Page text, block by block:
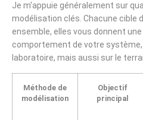
Je m'appuie généralement sur
modélisation clés. Chacune
ensemble, elles vous donnent
comportement de votre
laboratoire, mais aussi sur le
Méthode de
modélisation
Objectif
principal